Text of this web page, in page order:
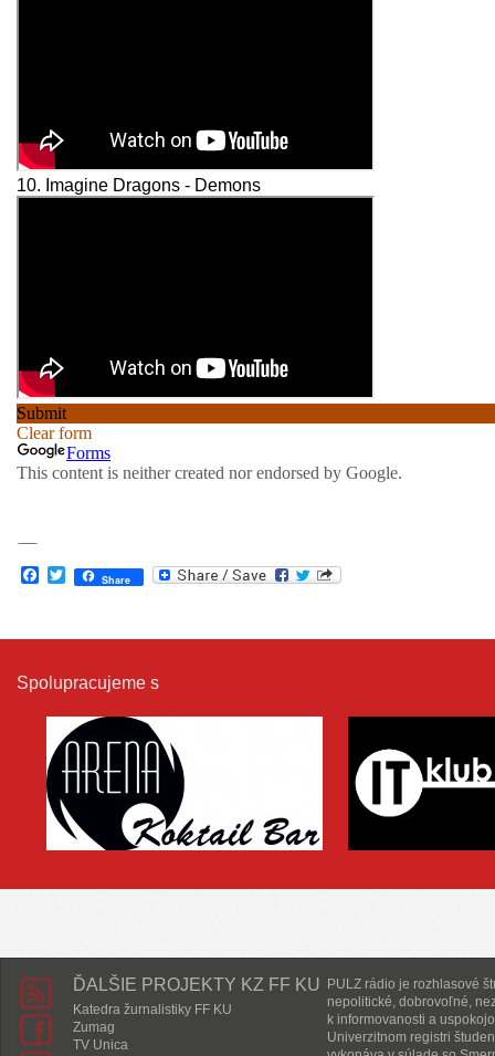
Facebook
TwitterShare
Spolupracujeme s
ĎALŠIE PROJEKTY KZ FF KU
Katedra žurnalistiky FF KU
Zumag
TV Unica
PULZ rádio je rozhlasové
nepolitické, dobrovoľné,
k informovanosti a
Univerzitnom registri